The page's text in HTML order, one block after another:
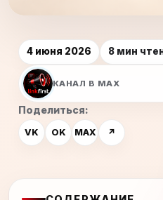
4 июня 2026 8 мин
КАНАЛ В MAX
Поделиться:
VK OK MAX ↗